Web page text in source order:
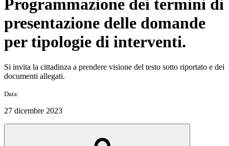
Programmazione dei termini di
presentazione delle domande
per tipologie di interventi.
Si invita la cittadinza a prendere visione del testo sotto riportato e dei
documenti allegati.
Data:
27 dicembre 2023